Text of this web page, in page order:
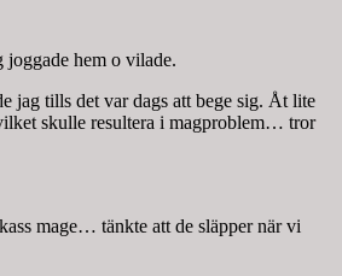
joggade hem o vilade.
jag tills det var dags att bege sig. Åt lite
skulle resultera i magproblem… tror
mage… tänkte att de släpper när vi